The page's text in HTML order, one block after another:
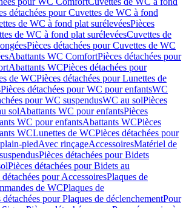
détachées pour Cuvettes de WC à fond
de WC à fond plat surélevéesPièces
de WC à fond plat surélevéesCuvettes de
Pièces détachées pour Cuvettes de WC
Abattants WC ComfortPièces détachées pour
Abattants WCPièces détachées pour
de WCPièces détachées pour Lunettes de
Pièces détachées pour WC pour enfantsWC
pour WC suspendusWC au solPièces
solAbattants WC pour enfantsPièces
WC pour enfantsAbattants WCPièces
WCLunettes de WCPièces détachées pour
piedAvec rinçageAccessoiresMatériel de
Pièces détachées pour Bidets
Pièces détachées pour Bidets au
détachées pour AccessoiresPlaques de
de WCPlaques de
détachées pour Plaques de déclenchementPour